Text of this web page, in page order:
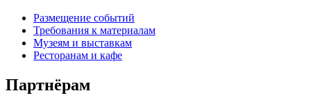
Размещение событий
Требования к материалам
Музеям и выставкам
Ресторанам и кафе
Партнёрам